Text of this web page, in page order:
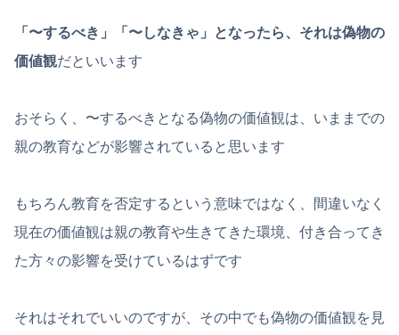
「〜するべき」「〜しなきゃ」となったら、それは偽物の
価値観だといいます
おそらく、〜するべきとなる偽物の価値観は、いままでの
親の教育などが影響されていると思います
もちろん教育を否定するという意味ではなく、間違いなく
現在の価値観は親の教育や生きてきた環境、付き合ってき
た方々の影響を受けているはずです
それはそれでいいのですが、その中でも偽物の価値観を見